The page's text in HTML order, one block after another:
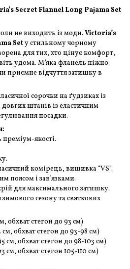
Secret Flannel Long Pajama Set
не виходить із моди. Victoria’s
Setу стильному чорному
для тих, хто цінує комфорт,
удома. М’яка фланель ніжно
приємне відчуття затишку в
сорочки на ґудзиках із
штанів із еластичним
посадки.
преміум-якості.
комірець, вишивка “VS”.
поясом і зав’язками.
для максимального затишку.
сезону та святкових
обхват стегон до 93 см)
обхват стегон до 93-98 см)
см, обхват стегон до 98-103 см)
см, обхват стегон 105-110 см)